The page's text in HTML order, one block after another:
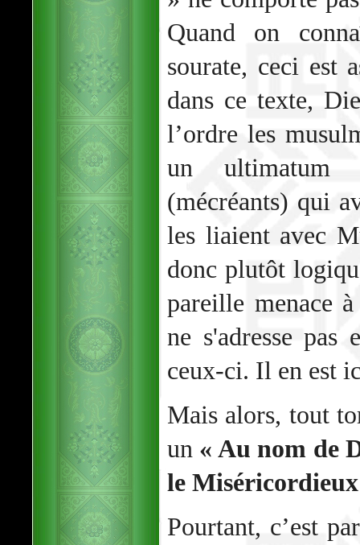
Quand on
sourate, ceci est
dans ce texte,
l’ordre les
un
(mécréants) qui
les liaient avec
donc plutôt
pareille menace
ne s'adresse pas
ceux-ci. Il en est
Mais alors, tout
un « Au nom de
le
Pourtant, c’est